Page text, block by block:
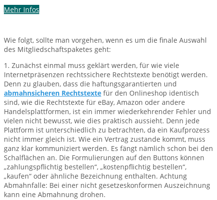
Mehr Infos
Wie folgt, sollte man vorgehen, wenn es um die finale Auswahl
des Mitgliedschaftspaketes geht:
1. Zunächst einmal muss geklärt werden, für wie viele
Internetpräsenzen rechtssichere Rechtstexte benötigt werden.
Denn zu glauben, dass die haftungsgarantierten und
abmahnsicheren Rechtstexte für den Onlineshop identisch
sind, wie die Rechtstexte für eBay, Amazon oder andere
Handelsplattformen, ist ein immer wiederkehrender Fehler und
vielen nicht bewusst, wie dies praktisch aussieht. Denn jede
Plattform ist unterschiedlich zu betrachten, da ein Kaufprozess
nicht immer gleich ist. Wie ein Vertrag zustande kommt, muss
ganz klar kommuniziert werden. Es fängt nämlich schon bei den
Schalflächen an. Die Formulierungen auf den Buttons können
„zahlungspflichtig bestellen“, „kostenpflichtig bestellen“,
„kaufen“ oder ähnliche Bezeichnung enthalten. Achtung
Abmahnfalle: Bei einer nicht gesetzeskonformen Auszeichnung
kann eine Abmahnung drohen.